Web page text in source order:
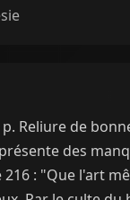
p. Reliure de
des
216 : "Que l'art